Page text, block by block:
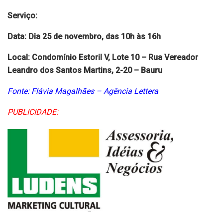
Serviço:
Data: Dia 25 de novembro, das 10h às 16h
Local: Condomínio Estoril V, Lote 10 – Rua Vereador
Leandro dos Santos Martins, 2-20 – Bauru
Fonte: Flávia Magalhães – Agência Lettera
PUBLICIDADE: